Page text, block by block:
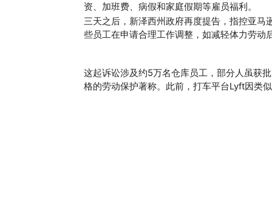
资、加班费、病假和家庭假期等雇员福利。
三天之后，新泽西州政府再度提告，指控亚
些员工在申请合理工作调整，如减轻体力劳动
这起诉讼涉及约5万名仓库员工，部分人虽获
格的劳动保护著称。此前，打车平台Lyft因类